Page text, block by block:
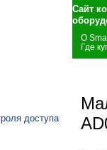
Сайт
О
Где
доступа